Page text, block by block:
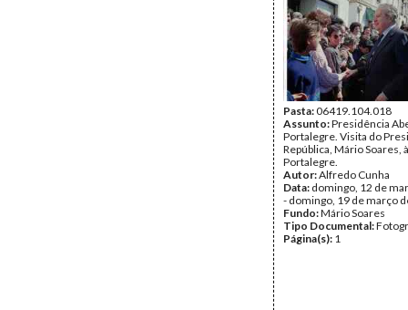
Pasta:06419.104.018
Assunto:Presidência
Portalegre. Visita do
República, Mário Soares,
Portalegre.
Autor:Alfredo Cunha
Data: domingo, 12 de
- domingo, 19 de março
Fundo:Mário Soares
Tipo Documental:
Página(s): 1